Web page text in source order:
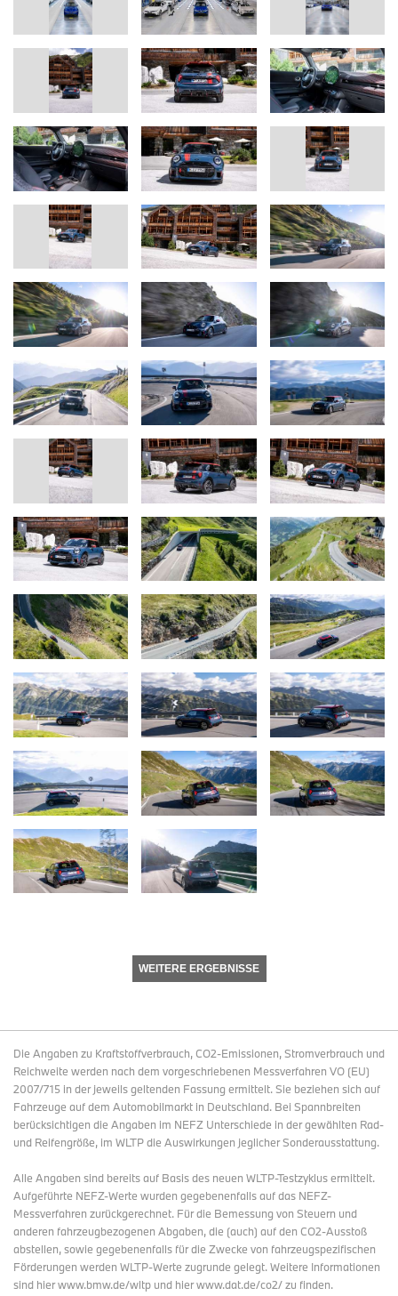
WEITERE ERGEBNISSE
Die Angaben zu Kraftstoffverbrauch, CO2-Emissionen, Stromverbrauch und
Reichweite werden nach dem vorgeschriebenen Messverfahren VO (EU)
2007/715 in der jeweils geltenden Fassung ermittelt. Sie beziehen sich auf
Fahrzeuge auf dem Automobilmarkt in Deutschland. Bei Spannbreiten
berücksichtigen die Angaben im NEFZ Unterschiede in der gewählten Rad-
und Reifengröße, im WLTP die Auswirkungen jeglicher Sonderausstattung.
Alle Angaben sind bereits auf Basis des neuen WLTP-Testzyklus ermittelt.
Aufgeführte NEFZ-Werte wurden gegebenenfalls auf das NEFZ-
Messverfahren zurückgerechnet. Für die Bemessung von Steuern und
anderen fahrzeugbezogenen Abgaben, die (auch) auf den CO2-Ausstoß
abstellen, sowie gegebenenfalls für die Zwecke von fahrzeugspezifischen
Förderungen werden WLTP-Werte zugrunde gelegt. Weitere Informationen
sind hier www.bmw.de/wltp und hier www.dat.de/co2/ zu finden.